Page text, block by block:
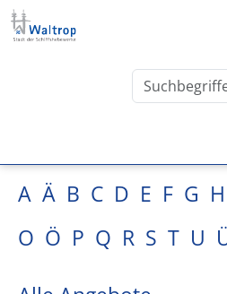
Direkt zum Inhalt
Waltrop.de
A Ä B C D E F G H
O Ö P Q R S T U